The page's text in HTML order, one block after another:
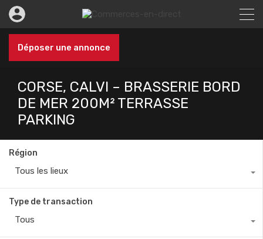
Déposer une annonce
CORSE, CALVI – BRASSERIE BORD
DE MER 200M² TERRASSE
PARKING
Région
Tous les lieux
Type de transaction
Tous